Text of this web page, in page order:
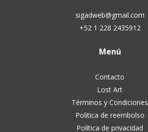
sigadweb@gmail.com
+52 1 228 2435912
Menú
Contacto
Lost Art
Términos y Condiciones
Politica de reembolso
Política de privacidad